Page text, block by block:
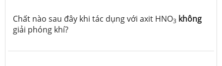
Chất nào sau đây khi tác dụng với axit HNO3 không
giải phóng khí?